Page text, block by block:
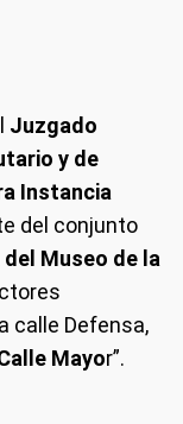
Juzgado
y de
Instancia
del conjunto
Museo de la
calle Defensa,
Mayor”.